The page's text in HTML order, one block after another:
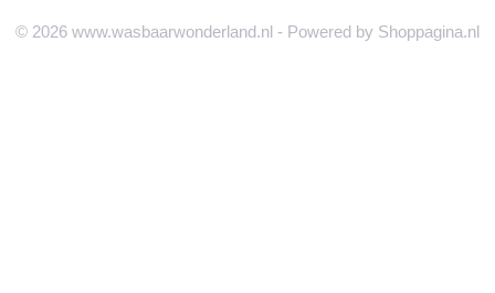
© 2026 www.wasbaarwonderland.nl - Powered by Shoppagina.nl